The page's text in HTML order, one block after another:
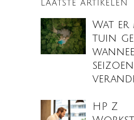
LAATSTE ARTIKELEN
Wat er
tuin
HP Z